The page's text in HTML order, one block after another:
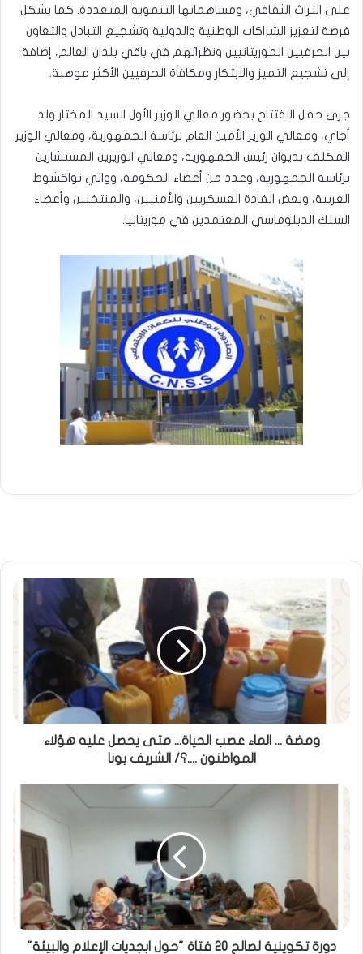
على التراث الثقافي، ومساهماتها التنموية المتعددة. كما يشكل
فرصة لتعزيز الشراكات الوطنية والدولية وتشجيع التبادل والتعاون
بين الحرفيين الموريتانيين ونظرائهم في باقي بلدان العالم، إضافة
إلى تشجيع التميز والابتكار ومكافأة الحرفيين الأكثر موهبة.
جرى حفل الافتتاح بحضور معالي الوزير الأول السيد المختار ولد
أجاي، ومعالي الوزير الأمين العام لرئاسة الجمهورية، ومعالي الوزير
المكلف بديوان رئيس الجمهورية، ومعالي الوزيرين المستشارين
برئاسة الجمهورية، وعدد من أعضاء الحكومة، ووالي نواكشوط
الغربية، وبعض القادة العسكريين والأمنيين، والمنتخبين وأعضاء
السلك الدبلوماسي المعتمدين في موريتانيا.
ومضة ... الماء عصب الحياة... متى يحصل عليه هؤلاء
المواطنون ....؟/ الشريف بونا
دورة تكوينية لصالح 20 فتاة "حول ابجديات الإعلام والبيئة"